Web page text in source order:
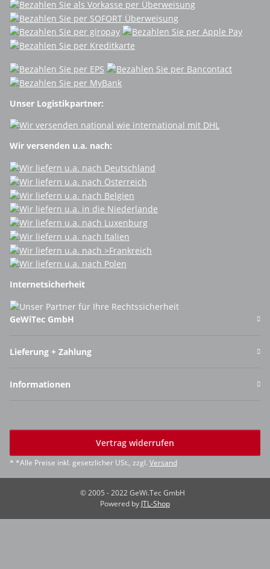
Unser Logistikpartner:
Wir versenden u.a. nach:
Internetsicherheit
GeWiTec GmbH
Lieferung + Zahlung
Informationen
Vertrag widerrufen
* *Alle Preise inkl. gesetzlicher USt., zzgl. Versand
© 2005 - 2022 GeWi.Tec GmbH
Powered by JTL-Shop